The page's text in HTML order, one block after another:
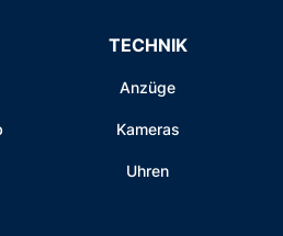
TECHNIK
Anzüge
Kameras
Uhren